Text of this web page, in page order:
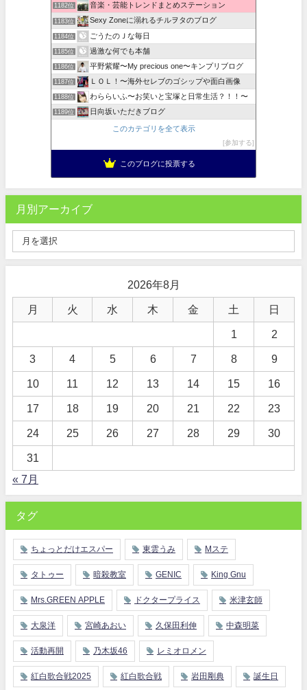
1182位 音楽・芸能トレンドまとめステーション
1183位 Sexy Zoneに溺れるチルヲタのブログ
1184位 ごうたのＪな毎日
1185位 過激な何でも本舗
1186位 平野紫耀〜My precious one〜キンプリブログ
1187位 ＬＯＬ！〜海外セレブのゴシップや面白画像
1188位 わららいふ〜お笑いと宝塚と日常生活？！！〜
1189位 日向坂いただきブログ
このカテゴリを全て表示
参加する
このブログに投票する
月別アーカイブ
2026年8月
月 火 水 木 金 土 日
1 2
3 4 5 6 7 8 9
10 11 12 13 14 15 16
17 18 19 20 21 22 23
24 25 26 27 28 29 30
31
« 7月
タグ
ちょっとだけエスパー 東雲うみ Mステ
タトゥー 暗殺教室 GENIC King Gnu
Mrs.GREEN APPLE ドクタープライス 米津玄師
大泉洋 宮崎あおい 久保田利伸 中森明菜
活動再開 乃木坂46 レミオロメン
紅白歌合戦2025 紅白歌合戦 岩田剛典 誕生日